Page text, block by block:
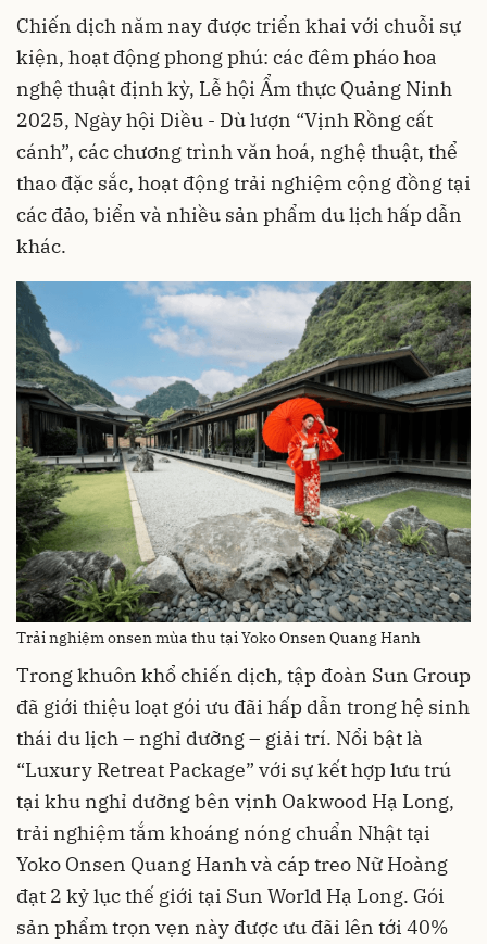
Chiến dịch năm nay được triển khai với chuỗi sự
kiện, hoạt động phong phú: các đêm pháo hoa
nghệ thuật định kỳ, Lễ hội Ẩm thực Quảng Ninh
2025, Ngày hội Diều - Dù lượn “Vịnh Rồng cất
cánh”, các chương trình văn hoá, nghệ thuật, thể
thao đặc sắc, hoạt động trải nghiệm cộng đồng tại
các đảo, biển và nhiều sản phẩm du lịch hấp dẫn
khác.
Trải nghiệm onsen mùa thu tại Yoko Onsen Quang Hanh
Trong khuôn khổ chiến dịch, tập đoàn Sun Group
đã giới thiệu loạt gói ưu đãi hấp dẫn trong hệ sinh
thái du lịch – nghỉ dưỡng – giải trí. Nổi bật là
“Luxury Retreat Package” với sự kết hợp lưu trú
tại khu nghỉ dưỡng bên vịnh Oakwood Hạ Long,
trải nghiệm tắm khoáng nóng chuẩn Nhật tại
Yoko Onsen Quang Hanh và cáp treo Nữ Hoàng
đạt 2 kỷ lục thế giới tại Sun World Hạ Long. Gói
sản phẩm trọn vẹn này được ưu đãi lên tới 40%